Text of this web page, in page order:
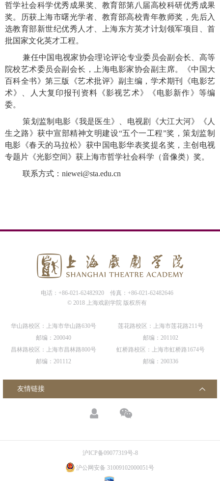
哲学社会科学优秀成果奖、教育部第八届高校科研优秀成果
奖。历获上海市曙光学者、教育部高校青年教师奖，先后入
选教育部新世纪优秀人才、上海东方英才计划领军项目、首
批国家文化英才工程。
兼任中国电视家协会理论评论专业委员会副会长、高等
院校艺术委员会副会长，上海电影家协会副主席。《中国大
百科全书》第三版《艺术批评》副主编，学术期刊《电影艺
术》、人大复印报刊资料《影视艺术》《电影新作》等编
委。
策划监制电影《我是医生》、电视剧《大江大河》《人
生之路》获中宣部精神文明建设“五个一工程”奖，策划监制
电影《春天的马拉松》获中国电影华表奖提名奖，主创电视
专题片《光影空间》获上海市哲学社会科学（音像类）奖。
联系方式： niewei@sta.edu.cn
电话：+86-021-62482920
传真：+86-021-62482646
© 2018 上海戏剧学院 版权所有
华山路校区：上海市华山路630号
邮编：200040
昌林路校区：上海市昌林路800号
邮编：201112
莲花路校区：上海市莲花路211号
邮编：201102
虹桥路校区：上海市虹桥路1674号
邮编：200336
友情链接
沪ICP备09077319号-8
沪公网安备 31009102000051号